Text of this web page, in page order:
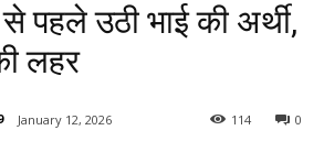
पहले उठी भाई की अर्थी,
लहर
January 12, 2026 0
114